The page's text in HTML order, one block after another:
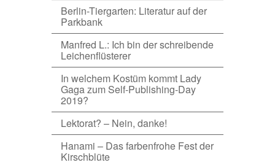
Berlin-Tiergarten: Literatur auf der
Parkbank
Manfred L.: Ich bin der schreibende
Leichenflüsterer
In welchem Kostüm kommt Lady
Gaga zum Self-Publishing-Day
2019?
Lektorat? – Nein, danke!
Hanami – Das farbenfrohe Fest der
Kirschblüte